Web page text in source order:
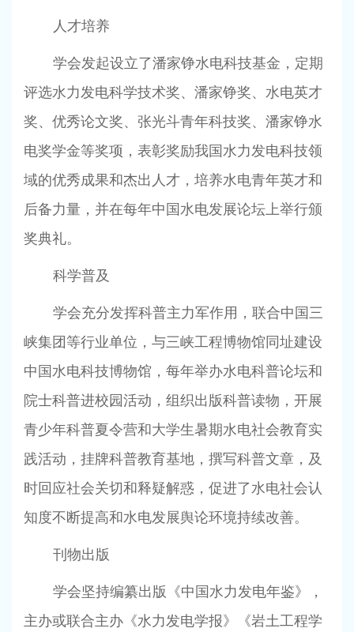
人才培养
学会发起设立了潘家铮水电科技基金，定期
评选水力发电科学技术奖、潘家铮奖、水电英才
奖、优秀论文奖、张光斗青年科技奖、潘家铮水
电奖学金等奖项，表彰奖励我国水力发电科技领
域的优秀成果和杰出人才，培养水电青年英才和
后备力量，并在每年中国水电发展论坛上举行颁
奖典礼。
科学普及
学会充分发挥科普主力军作用，联合中国三
峡集团等行业单位，与三峡工程博物馆同址建设
中国水电科技博物馆，每年举办水电科普论坛和
院士科普进校园活动，组织出版科普读物，开展
青少年科普夏令营和大学生暑期水电社会教育实
践活动，挂牌科普教育基地，撰写科普文章，及
时回应社会关切和释疑解惑，促进了水电社会认
知度不断提高和水电发展舆论环境持续改善。
刊物出版
学会坚持编纂出版《中国水力发电年鉴》，
主办或联合主办《水力发电学报》《岩土工程学